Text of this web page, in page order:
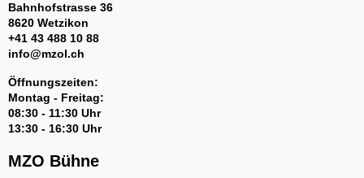
An-/Abmelden
Bahnhofstrasse 36
8620 Wetzikon
+41 43 488 10 88
info@mzol.ch
Öffnungszeiten:
Montag - Freitag:
08:30 - 11:30 Uhr
13:30 - 16:30 Uhr
MZO Bühne